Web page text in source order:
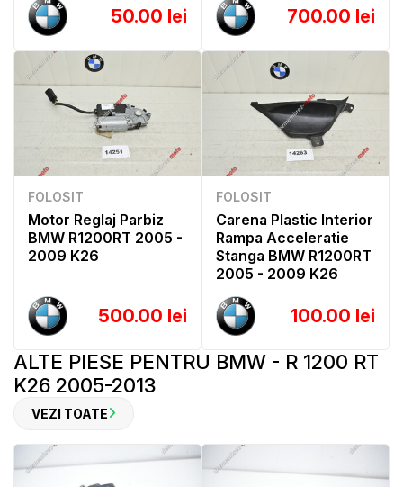
50.00 lei 700.00 lei
FOLOSIT
Motor Reglaj Parbiz
BMW R1200RT 2005 -
2009 K26
500.00 lei
FOLOSIT
Carena Plastic Interior
Rampa Acceleratie
Stanga BMW R1200RT
2005 - 2009 K26
100.00 lei
ALTE PIESE PENTRU BMW - R 1200 RT
K26 2005-2013
VEZI TOATE